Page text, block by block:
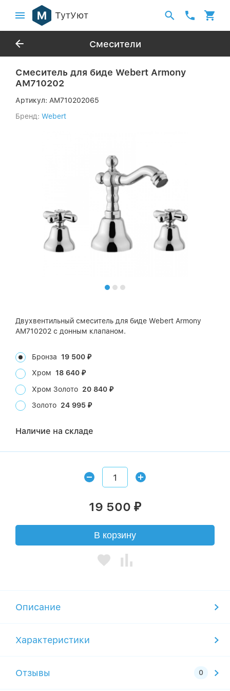
ТутУют
Смесители
Смеситель для биде Webert Armony
AM710202
Артикул: AM710202065
Бренд: Webert
Двухвентильный смеситель для биде Webert Armony
AM710202 с донным клапаном.
Бронза 19 500 ₽
Хром 18 640 ₽
Хром Золото 20 840 ₽
Золото 24 995 ₽
Наличие на складе
19 500 ₽
В корзину
Описание
Характеристики
Отзывы